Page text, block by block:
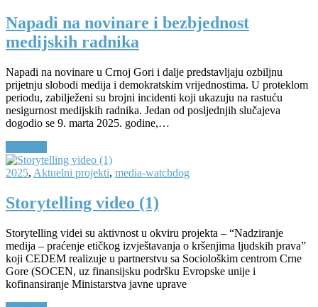
Napadi na novinare i bezbjednost
medijskih radnika
Napadi na novinare u Crnoj Gori i dalje predstavljaju ozbiljnu
prijetnju slobodi medija i demokratskim vrijednostima. U proteklom
periodu, zabilježeni su brojni incidenti koji ukazuju na rastuću
nesigurnost medijskih radnika. Jedan od posljednjih slučajeva
dogodio se 9. marta 2025. godine,…
2025, Aktuelni projekti, media-watchdog
Storytelling video (1)
Storytelling videi su aktivnost u okviru projekta – “Nadziranje
medija – praćenje etičkog izvještavanja o kršenjima ljudskih prava”
koji CEDEM realizuje u partnerstvu sa Sociološkim centrom Crne
Gore (SOCEN, uz finansijsku podršku Evropske unije i
kofinansiranje Ministarstva javne uprave